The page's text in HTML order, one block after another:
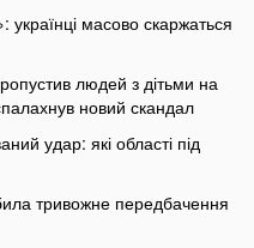
масово скаржаться
людей з дітьми на
новий скандал
удар: які області під
тривожне передбачення